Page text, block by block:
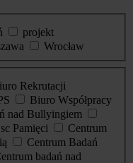
projekt
Wrocław
Rekrutacji
Biuro Współpracy
nad Bullyingiem
Pamięci
Centrum
Centrum Badań
badań nad